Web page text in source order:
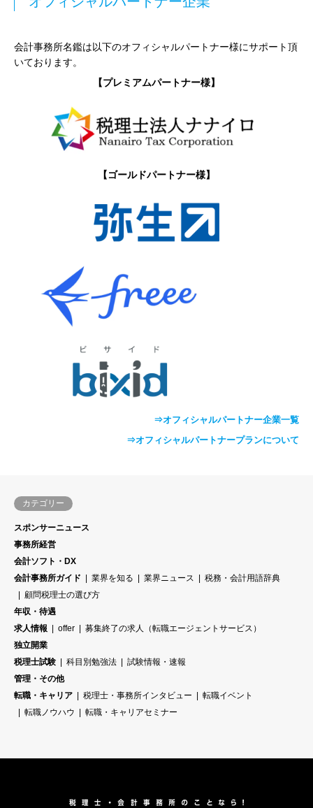
会計事務所名鑑は以下のオフィシャルパートナー様にサポート頂
いております。
【プレミアムパートナー様】
【ゴールドパートナー様】
⇒オフィシャルパートナー企業一覧
⇒オフィシャルパートナープランについて
カテゴリー
スポンサーニュース
事務所経営
会計ソフト・DX
会計事務所ガイド
業界を知る 業界ニュース
税務・会計用語辞典
顧問税理士の選び方
年収・待遇
求人情報
offer
募集終了の求人（転職エージェントサービス）
独立開業
税理士試験
科目別勉強法
試験情報・速報
管理・その他
転職・キャリア
税理士・事務所インタビュー
転職イベント
転職ノウハウ
転職・キャリアセミナー